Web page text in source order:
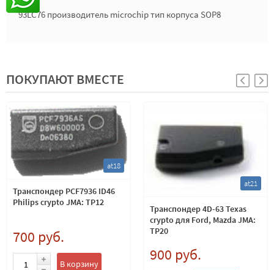
93LC76 производитель microchip тип корпуса SOP8
ПОКУПАЮТ ВМЕСТЕ
at18
Транспондер PCF7936 ID46
Philips crypto JMA: TP12
700 руб.
В корзину
at21
Транспондер 4D-63 Texas
crypto для Ford, Mazda JMA:
TP20
900 руб.